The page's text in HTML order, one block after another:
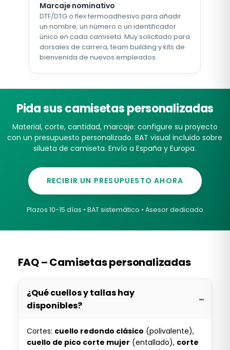
Marcaje nominativo
DTF/DTG o flex termoadhesivo para añadir
un nombre, un número o un identificador
único en cada camiseta. Muy solicitado para
dorsales de carrera, team building y kits de
bienvenida de nuevos empleados.
Pida sus camisetas personalizadas
Material, corte, cantidad, marcaje: configure su proyecto
con un presupuesto personalizado. BAT visual incluido sobre
silueta de camiseta. Envío a España y Europa.
RECIBIR UN PRESUPUESTO AHORA
Plazos 10-15 días • BAT sistemático • Asesor dedicado
FAQ – Camisetas personalizadas
¿Qué cuellos y tallas hay
disponibles?
Cortes: cuello redondo clásico (polivalente),
cuello de pico corte mujer (entallado), corte